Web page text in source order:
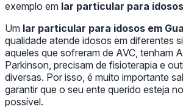
exemplo em lar particular para
Um lar particular para idosos em
qualidade atende idosos em diferentes
aqueles que sofreram de AVC, tenham
Parkinson, precisam de fisioterapia e
diversas. Por isso, é muito importante
garantir que o seu ente querido esteja
possível.